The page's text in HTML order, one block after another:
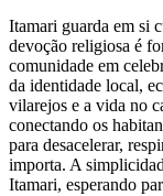
Itamari guarda em si
devoção religiosa é
comunidade em
da identidade local,
vilarejos e a vida no
conectando os
para desacelerar,
importa. A
Itamari, esperando